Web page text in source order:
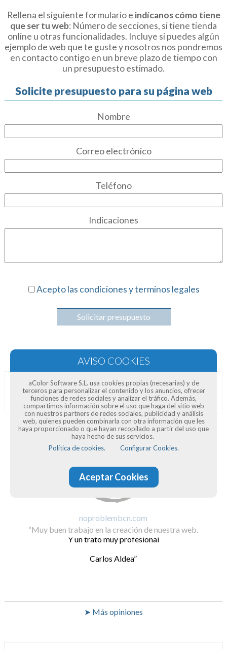
Rellena el siguiente formulario e indícanos cómo tiene
que ser tu web: Número de secciones, si tiene tienda
online u otras funcionalidades. Incluye si puedes algún
ejemplo de web que te guste y nosotros nos pondremos
en contacto contigo en un breve plazo de tiempo con
un presupuesto estimado.
Solicite presupuesto para su página web
Nombre
Correo electrónico
Teléfono
Indicaciones
Acepto las condiciones y terminos legales
Solicitar presupuesto
Opiniones de clientes
noproblembcn.com
Muy buen trabajo en la creación de nuestra web.
Y un trato muy profesional
Carlos Aldea
➤ Más opiniones
aColor Software S.L. usa cookies propias (necesarias) y de
terceros para personalizar el contenido y los anuncios, ofrecer
funciones de redes sociales y analizar el tráfico. Además,
compartimos información sobre el uso que haga del sitio web
con nuestros partners de redes sociales, publicidad y análisis
web, quienes pueden combinarla con otra información que les
haya proporcionado o que hayan recopilado a partir del uso que
haya hecho de sus servicios.
Política de cookies.
Configurar Cookies.
Aceptar Cookies